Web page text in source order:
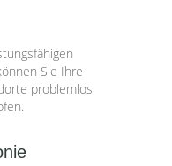
Sie Ihre
problemlos